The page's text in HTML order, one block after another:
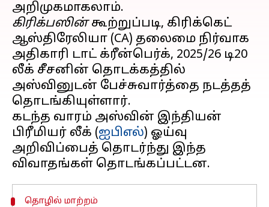
கிரிக்பஸின்கூற்றுப்படி, கிரிக்கெட்
ஆஸ்திரேலியா (CA) தலைமை நிர்வாக
அதிகாரி டாட் க்ரீன்பெர்க், 2025/26 டி20
லீக் சீசனின் தொடக்கத்தில்
அஸ்வினுடன் பேச்சுவார்த்தை நடத்தத்
தொடங்கியுள்ளார்.
கடந்த வாரம் அஸ்வின் இந்தியன்
பிரீமியர் லீக் (ஐபிஎல்) ஓய்வு
அறிவிப்பைத் தொடர்ந்து இந்த
தொழில் மாற்றம்